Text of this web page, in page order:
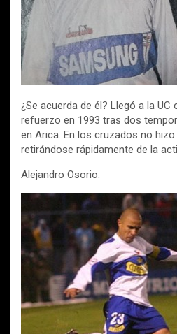
¿Se acuerda de él? Llegó a la
refuerzo en 1993 tras dos
en Arica. En los cruzados no
retirándose rápidamente de la
Alejandro Osorio: